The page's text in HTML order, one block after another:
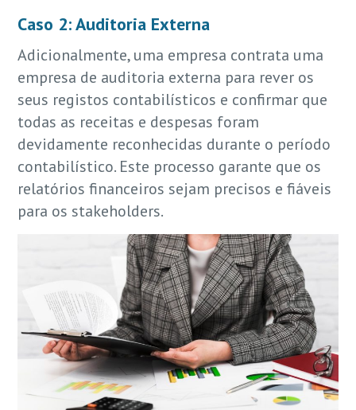
Caso 2: Auditoria Externa
Adicionalmente, uma empresa contrata uma
empresa de auditoria externa para rever os
seus registos contabilísticos e confirmar que
todas as receitas e despesas foram
devidamente reconhecidas durante o período
contabilístico. Este processo garante que os
relatórios financeiros sejam precisos e fiáveis
para os stakeholders.